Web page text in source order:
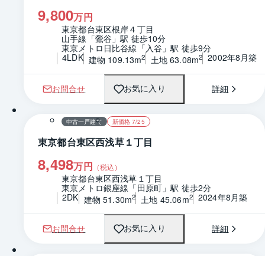
9,800万円
東京都台東区根岸４丁目
山手線「鶯谷」駅 徒歩10分
東京メトロ日比谷線「入谷」駅 徒歩9分
4LDK 建物 109.13m2 土地 63.08m2 2002年8月築
お問合せ お気に入り 詳細
間取り
中古一戸建て 新価格 7/25
東京都台東区西浅草１丁目
8,498万円 （税込）
東京都台東区西浅草１丁目
東京メトロ銀座線「田原町」駅 徒歩2分
2DK 建物 51.30m2 土地 45.06m2 2024年8月築
お問合せ お気に入り 詳細
1 / 0 間取り